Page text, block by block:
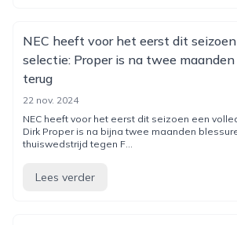
NEC heeft voor het eerst dit
selectie: Proper is na twee
terug
22 nov. 2024
NEC heeft voor het eerst dit seizoen een
Dirk Proper is na bijna twee maanden
thuiswedstrijd tegen F...
Lees verder